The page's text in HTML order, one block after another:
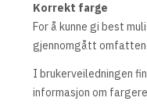
Korrekt farge
For å kunne gi best
gjennomgått
I brukerveiledningen
informasjon om